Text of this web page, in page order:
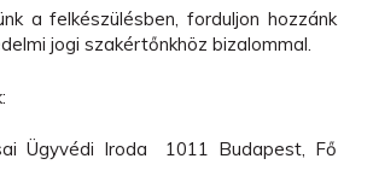
a felkészülésben, forduljon hozzánk
jogi szakértőnkhöz bizalommal.
Ügyvédi Iroda 1011 Budapest, Fő